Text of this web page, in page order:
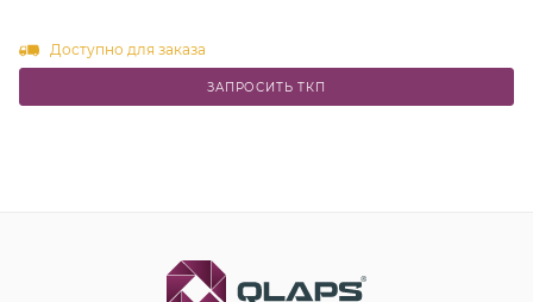
Доступно для заказа
ЗАПРОСИТЬ ТКП